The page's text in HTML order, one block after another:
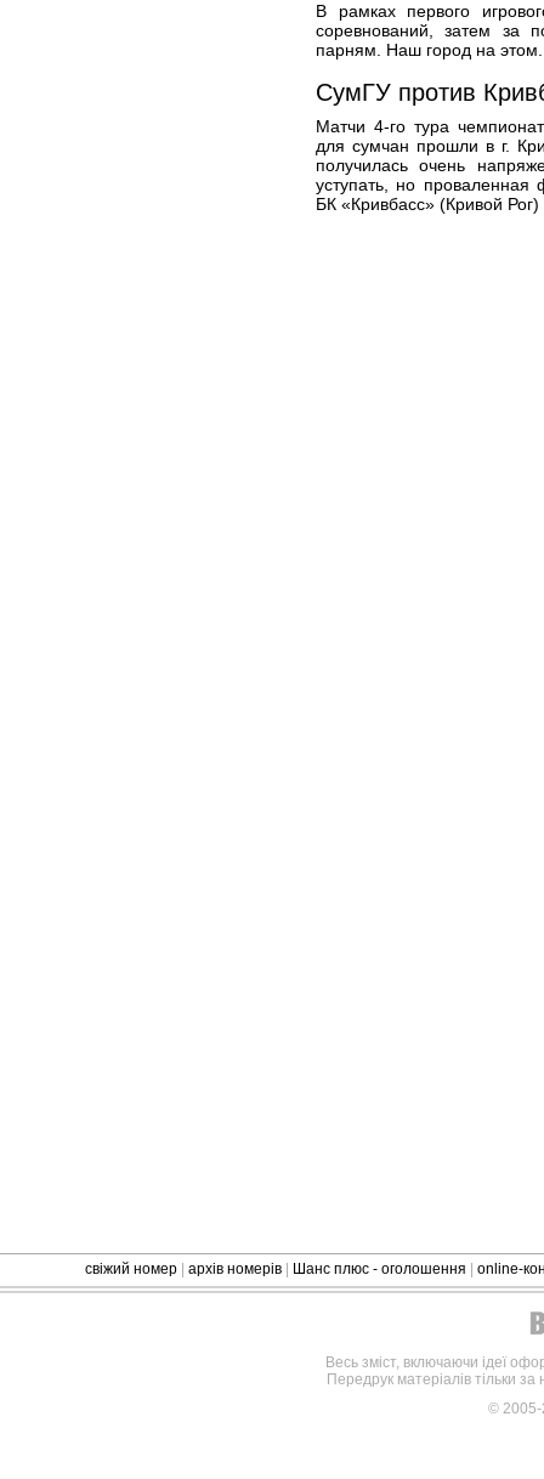
В рамках первого
соревнований, затем за
парням. Наш город на
СумГУ против
Матчи 4-го тура
для сумчан прошли в г.
получилась очень
уступать, но
БК «Кривбасс» (Кривой
свіжий номер архів номерів Шанс плюс - оголошення online-
Весь зміст, включаючи ідеї
Передрук матеріалів тільки
©